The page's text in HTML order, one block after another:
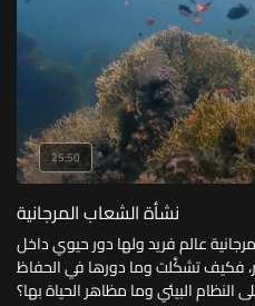
25:50
نشأة الشعاب المرجانية
عالم فريد ولها دور حيوي داخل
فكيف تشكَّلت وما دورها في الحفاظ
النظام البيئي وما مظاهر الحياة بها؟